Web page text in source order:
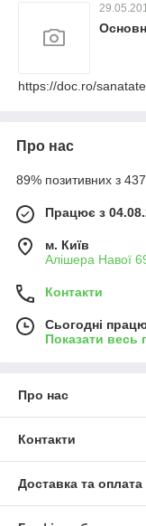
https://doc.ro/
Про нас
89% позитивних з 437
Працює з
м. Київ
Алішера Навої
Контакти
Сьогодні
Показати весь
Про нас
Контакти
Доставка та оплата